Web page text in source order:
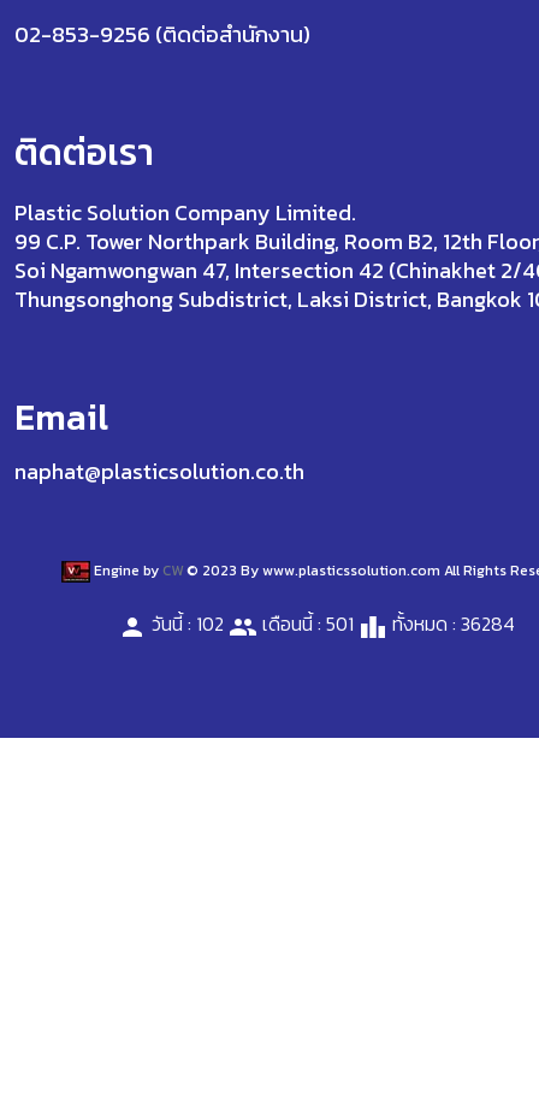
02-853-9256 (ติดต่อสำนักงาน)
ติดต่อเรา
Plastic Solution Company Limited.
99 C.P. Tower Northpark Building, Room B2, 12th
Soi Ngamwongwan 47, Intersection 42 (Chinakhet 2/
Thungsonghong Subdistrict, Laksi District, Bangkok
Email
naphat@plasticsolution.co.th
Engine by CW© 2023 By www.plasticssolution.com All Rights
person วันนี้ : 102 people เดือนนี้ : 501 leaderboard ทั้งหมด : 36284